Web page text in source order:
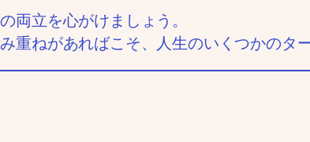
両立を心がけましょう。
重ねがあればこそ、人生のいくつかのタ